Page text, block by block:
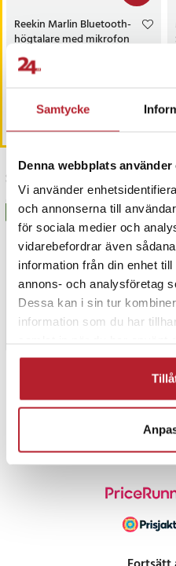
Samtycke
Denna webbplats använder
Vi använder
och annonserna till
för sociala medier och
vidarebefordrar även
information från din enhet
annons- och analysföretag
Dessa kan i sin tur
information som du har
justeras inställningar, profiler
överskådligt.
Specifikation
- Typ: Direct drive-rattbas
- Encoder: 21-bitars magnetisk
- Processor: 280 MHz
- Material: Aluminiumlegering av
- Anslutningar: USB, pedal,
nödstopp
- Trådlöst gränssnitt: Bluetooth
- Mått: 15,7 x 24 x 12,4 cm
- Vikt: 6,8 kg
- Färg: Svart
- Garanti: 24 månader
Artikelnummer : 127655
Reekin Marlin Bluetooth-
högtalare med mikrofon
– Svart
Nuvarande pris
99 kr
Köp
Senast besökta
BÄSTSÄLJARE